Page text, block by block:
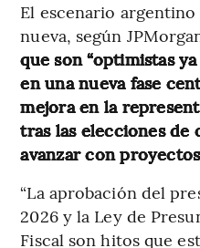
El escenario
nueva, según
que son “optimistas
en una nueva fase
mejora en la
tras las elecciones
avanzar con
“La aprobación del
2026 y la Ley de
Fiscal son hitos que